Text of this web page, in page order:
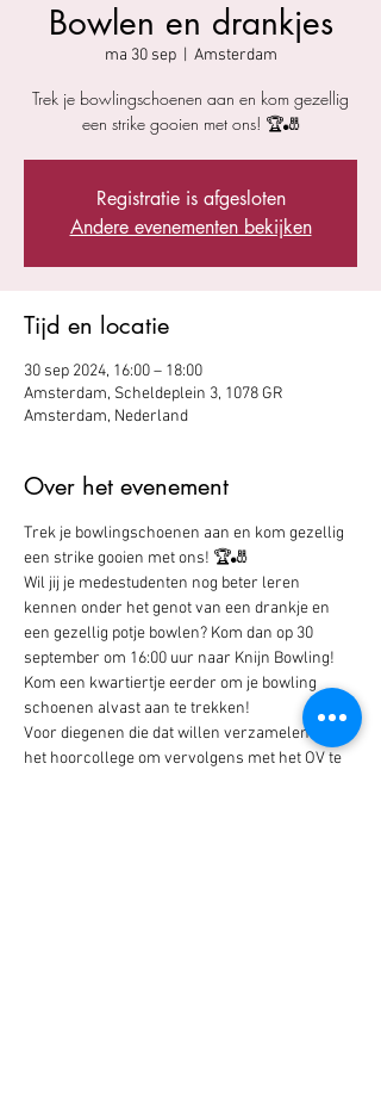
Bowlen en drankjes
ma 30 sep
  |
Amsterdam
Trek je bowlingschoenen aan en kom gezellig
een strike gooien met ons! 🏆🎳
Registratie is afgesloten
Andere evenementen bekijken
Tijd en locatie
30 sep 2024, 16:00 – 18:00
Amsterdam, Scheldeplein 3, 1078 GR
Amsterdam, Nederland
Over het evenement
Trek je bowlingschoenen aan en kom gezellig
een strike gooien met ons! 🏆🎳
Wil jij je medestudenten nog beter leren
kennen onder het genot van een drankje en
een gezellig potje bowlen? Kom dan op 30
september om 16:00 uur naar Knijn Bowling!
Kom een kwartiertje eerder om je bowling
schoenen alvast aan te trekken!
Voor diegenen die dat willen verzamelen wij na
het hoorcollege om vervolgens met het OV te